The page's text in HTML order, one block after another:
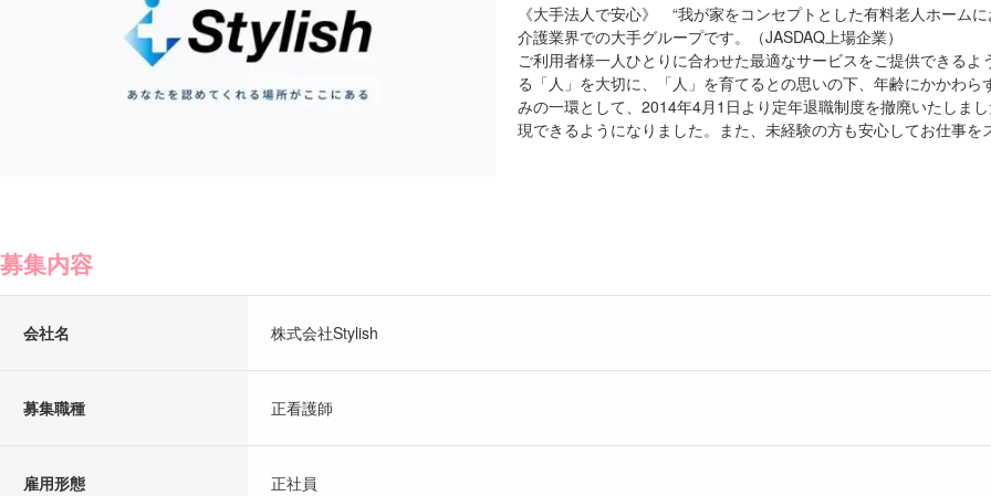
《大手法人で安心》 “我が家をコンセプトとした有料老人ホーム
介護業界での大手グループです。（JASDAQ上場企業）
ご利用者様一人ひとりに合わせた最適なサービスをご提供できる
る「人」を大切に、「人」を育てるとの思いの下、年齢にかかわ
みの一環として、2014年4月1日より定年退職制度を撤廃いたしま
現できるようになりました。また、未経験の方も安心してお仕事
募集内容
会社名 株式会社Stylish
募集職種 正看護師
雇用形態 正社員